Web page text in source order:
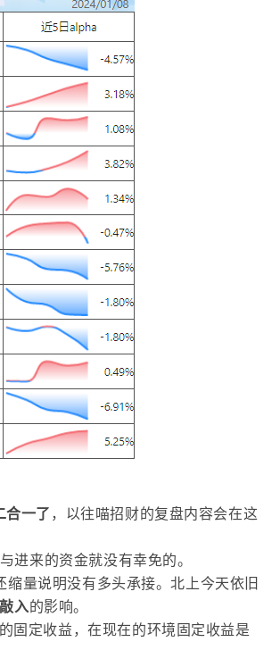
合一了 ，以往喵招财的复盘内容会在这
进来的资金就没有幸免的。
量说明没有多头承接。北上今天依旧
入的影响。
固定收益，在现在的环境固定收益是